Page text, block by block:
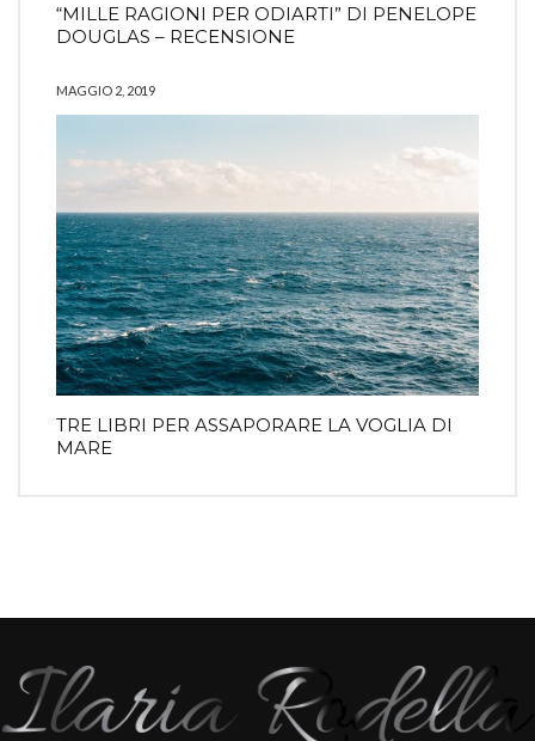
“MILLE RAGIONI PER ODIARTI” DI PENELOPE
DOUGLAS – RECENSIONE
MAGGIO 2, 2019
TRE LIBRI PER ASSAPORARE LA VOGLIA DI
MARE